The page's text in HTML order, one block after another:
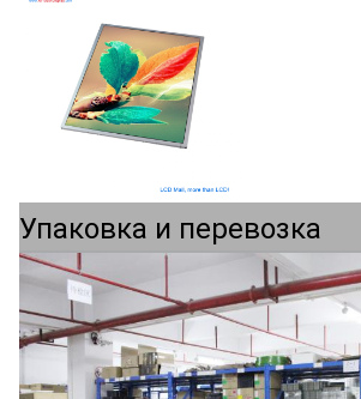
Упаковка и перевозка